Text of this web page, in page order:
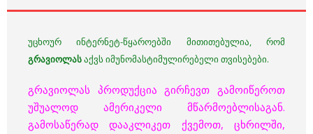
უცხოურ ინტერნეტ-წყაროებში მითითებულია, რომ
გრავიოლასაქვს იმუნომასტიმულირებელი თვისებები.
გრავიოლას პროდუქცია გირჩევთ გამოიწეროთ
უშუალოდ ამერიკელი მწარმოებლისაგან.
გამოსაწერად დააკლიკეთ ქვემოთ, ცხრილში,